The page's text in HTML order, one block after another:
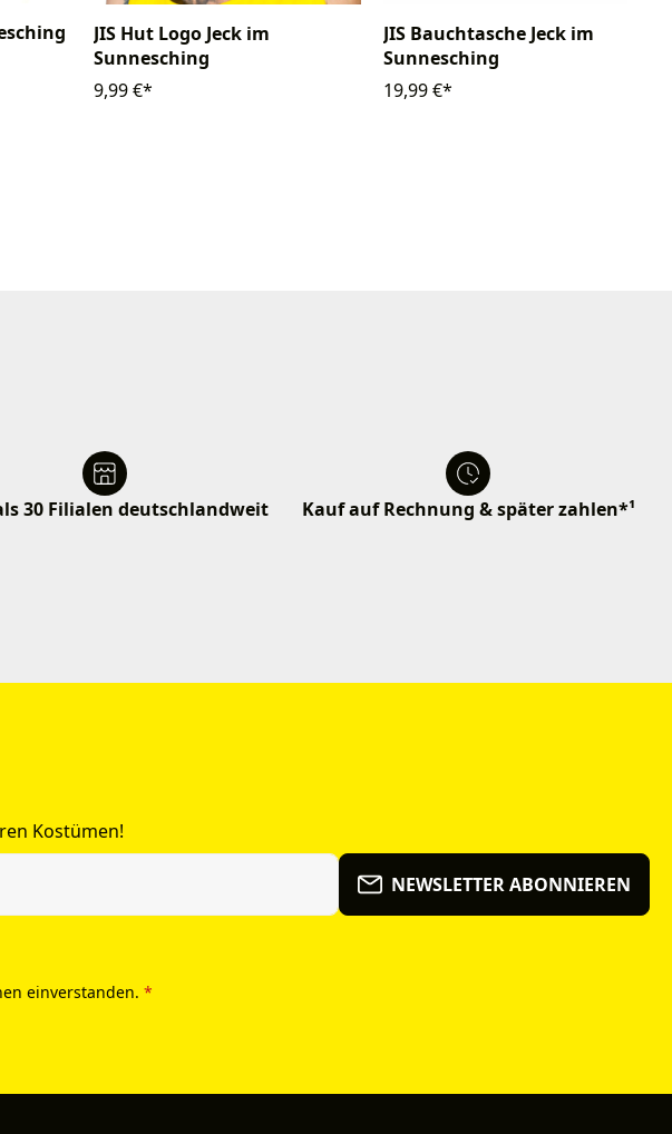
JIS Hut Logo Jeck im
Sunnesching
9,99 €*
JIS Bauchtasche Jeck im
Sunnesching
19,99 €*
30 Filialen deutschlandweit Kauf auf Rechnung & später zahlen*¹
Kostümen!
NEWSLETTER ABONNIEREN
einverstanden. *